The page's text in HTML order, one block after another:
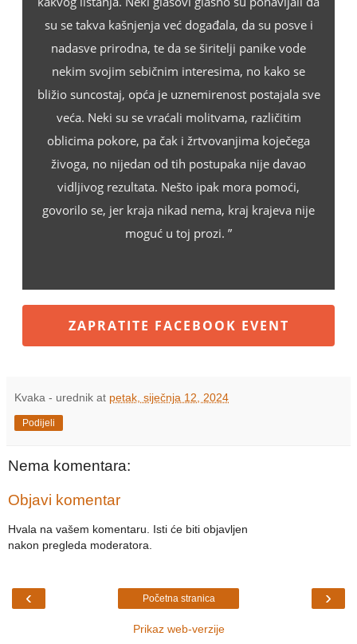
su se takva kašnjenja već događala, da su posve i
nadasve prirodna, te da se širitelji panike vode
nekim svojim sebičnim interesima, no kako se
bližio suncostaj, opća je uznemirenost postajala sve
veća. Neki su se vraćali molitvama, različitim
oblicima pokore, pa čak i žrtvovanjima koječega
živoga, no nijedan od tih postupaka nije davao
vidljivog rezultata. Nešto ipak mora pomoći,
govorilo se, jer kraja nikad nema, kraj krajeva nije
moguć u toj prozi. ”
ZAPRATITE FACEBOOK EVENT
Kvaka - urednik at petak, siječnja 12, 2024
Podijeli
Nema komentara:
Objavi komentar
Hvala na vašem komentaru. Isti će biti objavljen
nakon pregleda moderatora.
‹ ›
Početna stranica
Prikaz web-verzije